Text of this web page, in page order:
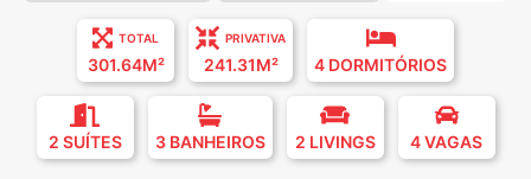
TOTAL
301.64M²
PRIVATIVA
241.31M² 4 DORMITÓRIOS
2 SUÍTES 3 BANHEIROS 2 LIVINGS 4 VAGAS